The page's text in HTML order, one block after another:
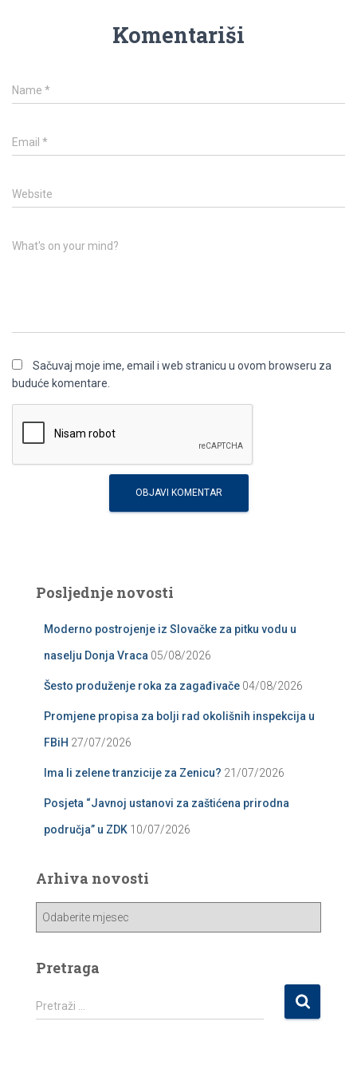
Komentariši
Name *
Email *
Website
What's on your mind?
Sačuvaj moje ime, email i web stranicu u ovom browseru za
buduće komentare.
Posljednje novosti
Moderno postrojenje iz Slovačke za pitku vodu u
naselju Donja Vraca 05/08/2026
Šesto produženje roka za zagađivače 04/08/2026
Promjene propisa za bolji rad okolišnih inspekcija u
FBiH 27/07/2026
Ima li zelene tranzicije za Zenicu? 21/07/2026
Posjeta “Javnoj ustanovi za zaštićena prirodna
područja” u ZDK 10/07/2026
Arhiva novosti
iPretraga
P
r
Pretraži …